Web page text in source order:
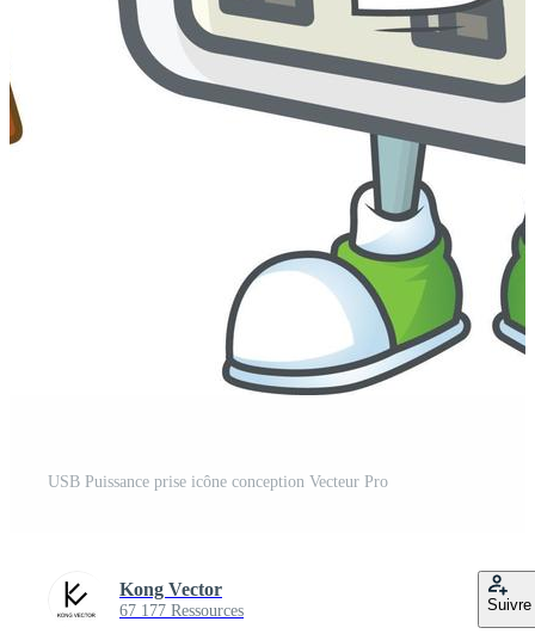
USB Puissance prise icône conception Vecteur Pro
Kong Vector
67 177 Ressources Suivre